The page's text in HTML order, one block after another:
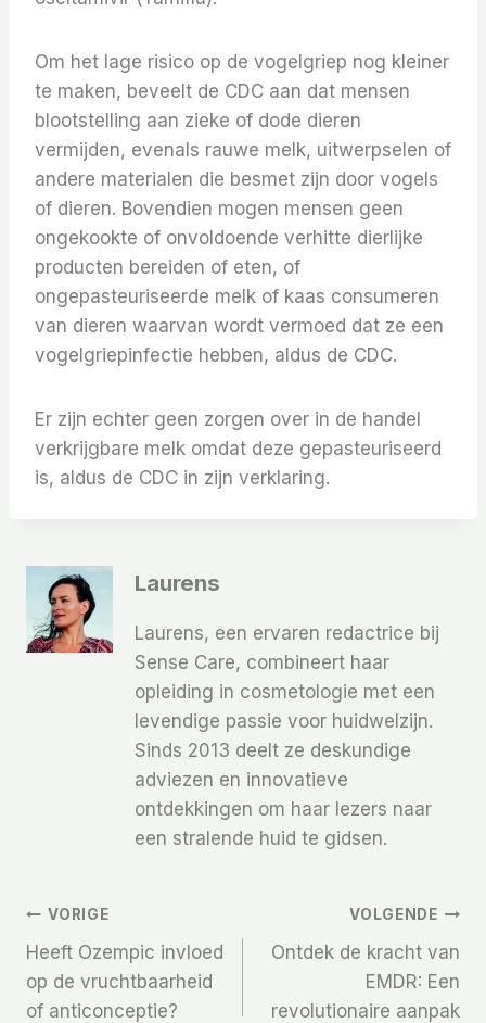
Om het lage risico op de vogelgriep nog kleiner
te maken, beveelt de CDC aan dat mensen
blootstelling aan zieke of dode dieren
vermijden, evenals rauwe melk, uitwerpselen of
andere materialen die besmet zijn door vogels
of dieren. Bovendien mogen mensen geen
ongekookte of onvoldoende verhitte dierlijke
producten bereiden of eten, of
ongepasteuriseerde melk of kaas consumeren
van dieren waarvan wordt vermoed dat ze een
vogelgriepinfectie hebben, aldus de CDC.
Er zijn echter geen zorgen over in de handel
verkrijgbare melk omdat deze gepasteuriseerd
is, aldus de CDC in zijn verklaring.
Laurens
Laurens, een ervaren redactrice bij
Sense Care, combineert haar
opleiding in cosmetologie met een
levendige passie voor huidwelzijn.
Sinds 2013 deelt ze deskundige
adviezen en innovatieve
ontdekkingen om haar lezers naar
een stralende huid te gidsen.
Bericht
Navigatie
VORIGE
Heeft Ozempic invloed
op de vruchtbaarheid
of anticonceptie?
VOLGENDE
Ontdek de kracht van
EMDR: Een
revolutionaire aanpak